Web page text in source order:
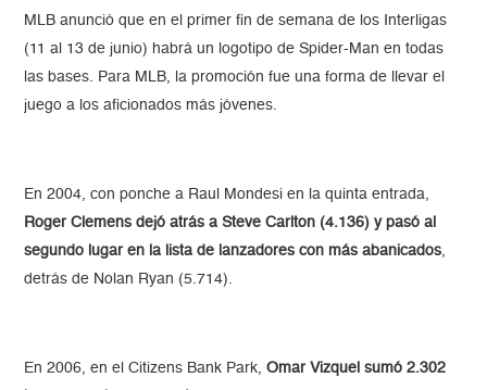
MLB anunció que en el primer fin de semana de los Interligas
(11 al 13 de junio) habrá un logotipo de Spider-Man en todas
las bases. Para MLB, la promoción fue una forma de llevar el
juego a los aficionados más jóvenes.
En 2004, con ponche a Raul Mondesi en la quinta entrada,
Roger Clemens dejó atrás a Steve Carlton (4.136) y pasó al
segundo lugar en la lista de lanzadores con más abanicados,
detrás de Nolan Ryan (5.714).
En 2006, en el Citizens Bank Park,Omar Vizquel sumó 2.302